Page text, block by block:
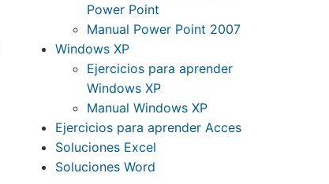
Power Point
Manual Power Point 2007
Windows XP
Ejercicios para aprender
Windows XP
Manual Windows XP
Ejercicios para aprender Acces
Soluciones Excel
Soluciones Word